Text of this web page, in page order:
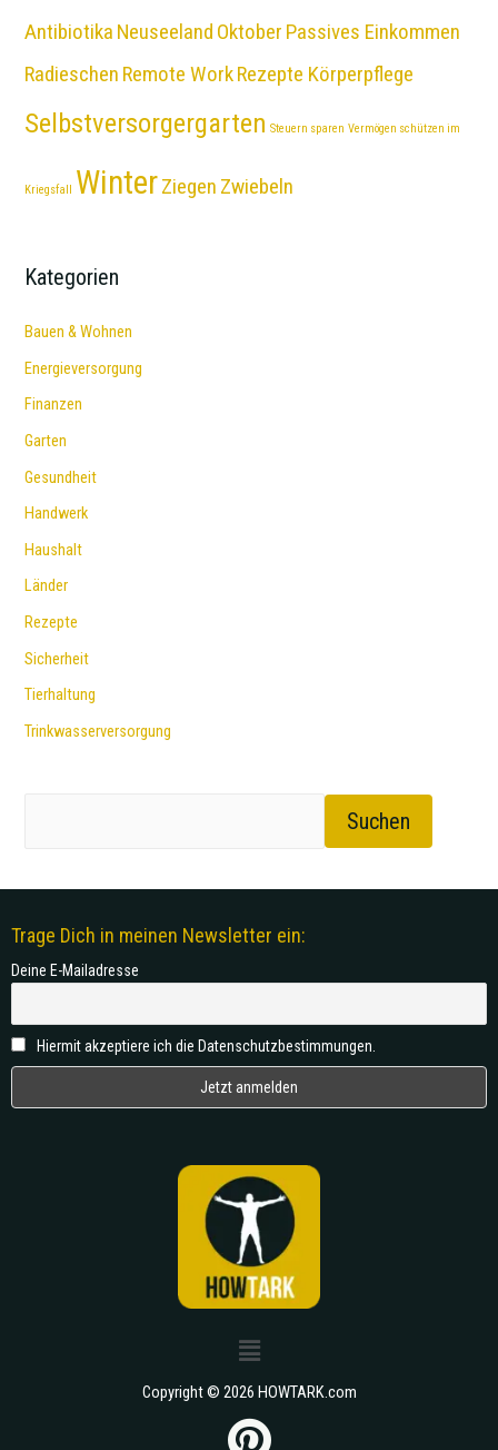
Antibiotika Neuseeland Oktober Passives Einkommen
Radieschen Remote WorkRezepte Körperpflege
Selbstversorgergarten Steuern sparen Vermögen schützen im
Kriegsfall WinterZiegen Zwiebeln
Kategorien
Bauen & Wohnen
Energieversorgung
Finanzen
Garten
Gesundheit
Handwerk
Haushalt
Länder
Rezepte
Sicherheit
Tierhaltung
Trinkwasserversorgung
Suchen
Trage Dich in meinen Newsletter ein:
Deine E-Mailadresse
Hiermit akzeptiere ich die Datenschutzbestimmungen.
Copyright © 2026 HOWTARK.com